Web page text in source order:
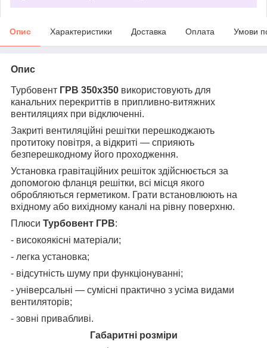
Опис Характеристики Доставка Оплата Умови
Опис
Турбовент ГРВ 350х350 використовують для
канальних перекриттів в припливно-витяжних
вентиляциях при відключенні.
Закриті вентиляційні решітки перешкоджають
протитоку повітря, а відкриті — сприяють
безперешкодному його проходження.
Установка гравітаційних решіток здійснюється за
допомогою фланця решітки, всі місця якого
обробляються герметиком. Грати встановлюють на
вхідному або вихідному каналі на рівну поверхню.
Плюси Турбовент ГРВ:
- високоякісні матеріали;
- легка установка;
- відсутність шуму при функціонуванні;
- універсальні — сумісні практично з усіма видами
вентиляторів;
- зовні привабливі.
Габаритні розміри